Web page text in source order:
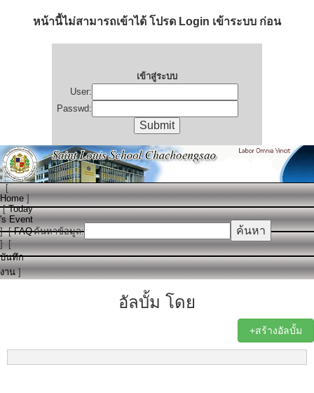
หน้านี้ไม่สามารถเข้าได้ โปรด Login เข้าระบบ ก่อน
เข้าสู่ระบบ
User:
Passwd:
[
Home]
[Today
's Event
] [FAQ
] [
บันทึก
งาน]
ค้นหาข้อมูล:
อัลบั้ม โดย